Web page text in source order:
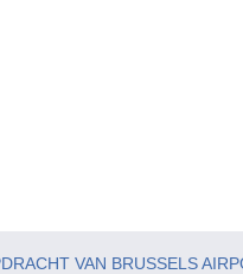
VAN BRUSSELS